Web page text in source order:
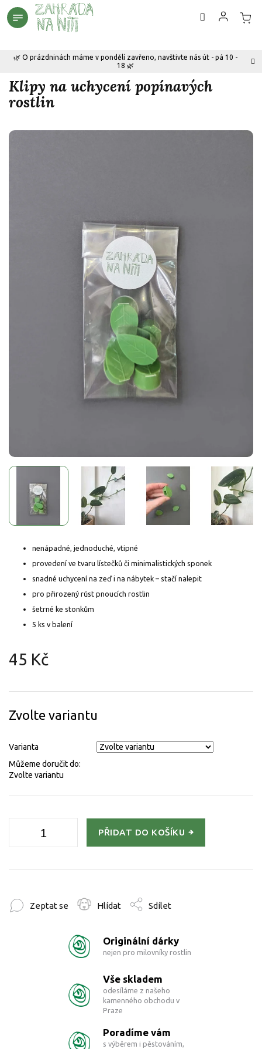
Přejít
na
🌿 O prázdninách máme v pondělí zavřeno, navštivte nás út - pá 10 -
18 🌿
Klipy na uchycení popínavých
rostlin
45 Kč
cena:
Zvolte variantu
Varianta
Můžeme doručit do:
Zvolte variantu
PŘIDAT DO KOŠÍKU
nenápadné, jednoduché, vtipné
provedení ve tvaru lístečků či minimalistických sponek
snadné uchycení na zeď i na nábytek – stačí nalepit
pro přirozený růst pnoucích rostlin
šetrné ke stonkům
5 ks v balení
Zeptat se Hlídat Sdílet
Originální dárky
nejen pro milovníky rostlin
Vše skladem
odesíláme z našeho
kamenného obchodu v
Praze
Poradíme vám
s výběrem i pěstováním,